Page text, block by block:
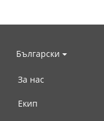
Български
За нас
Екип